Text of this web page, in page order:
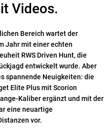
Videos.
Bereich wartet der
Jahr mit einer echten
RWS Driven Hunt, die
entwickelt wurde. Aber
spannende Neuigkeiten: die
Elite Plus mit Scorion
Kaliber ergänzt und mit der
eine neuartige
vor.